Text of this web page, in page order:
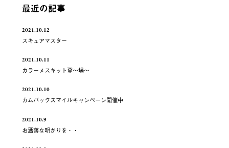
最近の記事
2021.10.12
スキュアマスター
2021.10.11
カラーメスキット登～場～
2021.10.10
カムバックスマイルキャンペーン開催中
2021.10.9
お洒落な明かりを・・